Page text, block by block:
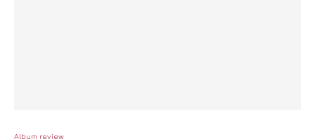
Album review